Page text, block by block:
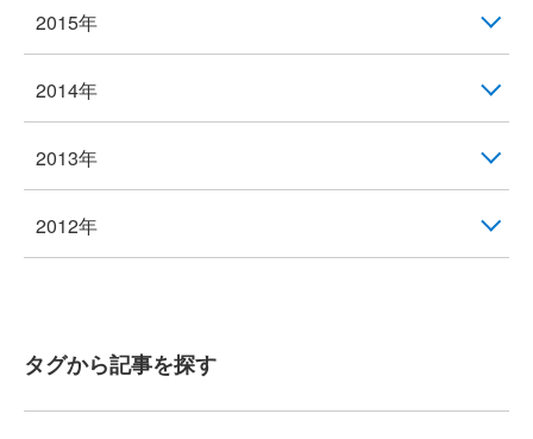
2015年
2014年
2013年
2012年
タグから記事を探す